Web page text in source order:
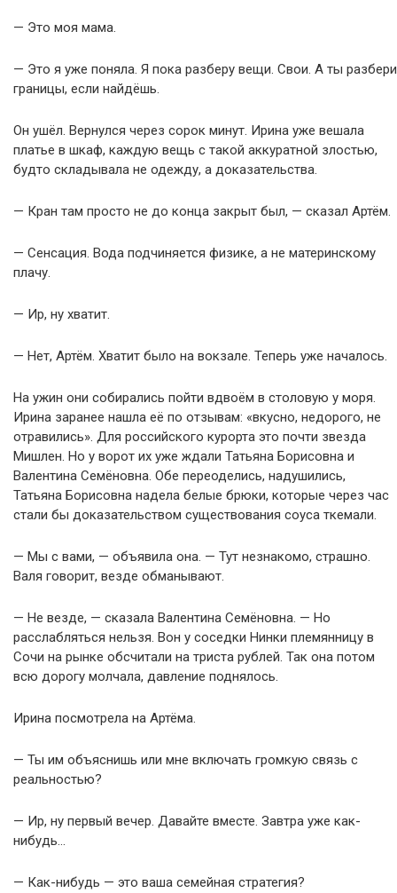
— Это моя мама.
— Это я уже поняла. Я пока разберу вещи. Свои. А ты разбери
границы, если найдёшь.
Он ушёл. Вернулся через сорок минут. Ирина уже вешала
платье в шкаф, каждую вещь с такой аккуратной злостью,
будто складывала не одежду, а доказательства.
— Кран там просто не до конца закрыт был, — сказал Артём.
— Сенсация. Вода подчиняется физике, а не материнскому
плачу.
— Ир, ну хватит.
— Нет, Артём. Хватит было на вокзале. Теперь уже началось.
На ужин они собирались пойти вдвоём в столовую у моря.
Ирина заранее нашла её по отзывам: «вкусно, недорого, не
отравились». Для российского курорта это почти звезда
Мишлен. Но у ворот их уже ждали Татьяна Борисовна и
Валентина Семёновна. Обе переоделись, надушились,
Татьяна Борисовна надела белые брюки, которые через час
стали бы доказательством существования соуса ткемали.
— Мы с вами, — объявила она. — Тут незнакомо, страшно.
Валя говорит, везде обманывают.
— Не везде, — сказала Валентина Семёновна. — Но
расслабляться нельзя. Вон у соседки Нинки племянницу в
Сочи на рынке обсчитали на триста рублей. Так она потом
всю дорогу молчала, давление поднялось.
Ирина посмотрела на Артёма.
— Ты им объяснишь или мне включать громкую связь с
реальностью?
— Ир, ну первый вечер. Давайте вместе. Завтра уже как-
нибудь…
— Как-нибудь — это ваша семейная стратегия?